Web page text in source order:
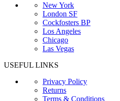
New York
London SF
Cockfosters BP
Los Angeles
Chicago
Las Vegas
USEFUL LINKS
Privacy Policy
Returns
Terms & Conditions